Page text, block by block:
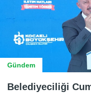
Gündem
Belediyeciliği